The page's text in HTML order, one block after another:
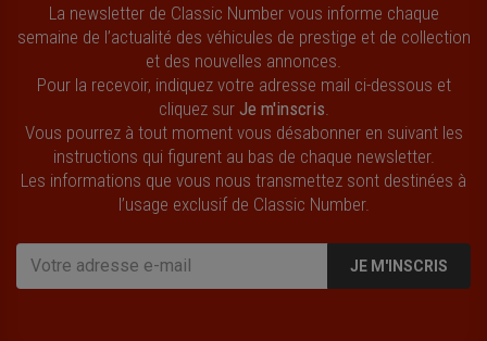
La newsletter de Classic Number vous informe chaque
semaine de l’actualité des véhicules de prestige et de collection
et des nouvelles annonces.
Pour la recevoir, indiquez votre adresse mail ci-dessous et
cliquez sur Je m'inscris
Vous pourrez à tout moment vous désabonner en suivant les
instructions qui figurent au bas de chaque newsletter.
Les informations que vous nous transmettez sont destinées à
l’usage exclusif de Classic Number.
JE M'INSCRIS